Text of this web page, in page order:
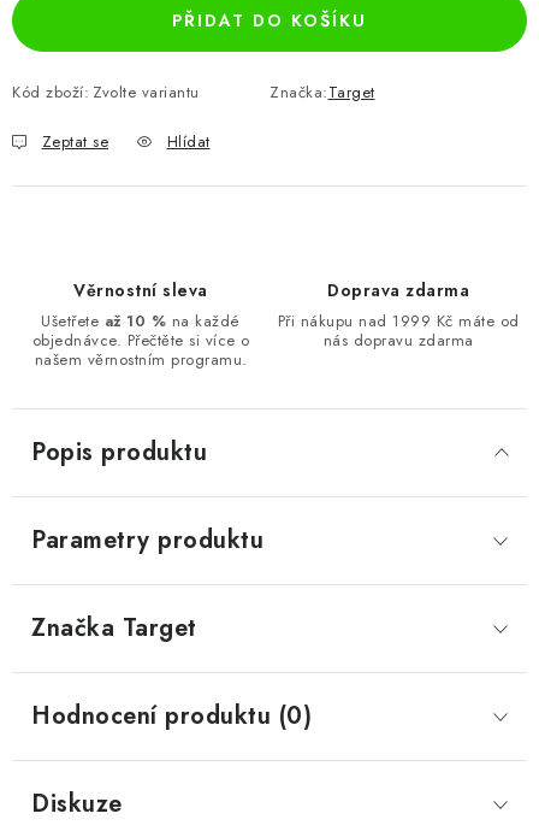
PŘIDAT DO KOŠÍKU
Kód zboží: Zvolte variantu Značka:Target
Zeptat se Hlídat
Věrnostní sleva
Ušetřete až 10 % na každé
objednávce. Přečtěte si více o
našem věrnostním programu.
Doprava zdarma
Při nákupu nad 1999 Kč máte od
nás dopravu zdarma
Popis produktu
Parametry produktu
Značka Target
Hodnocení produktu (0)
Diskuze